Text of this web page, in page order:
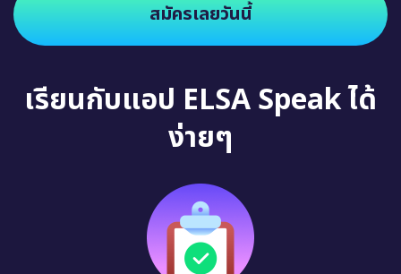
สมัครเลยวันนี้
เรียนกับแอป ELSA Speak ได้
ง่ายๆ